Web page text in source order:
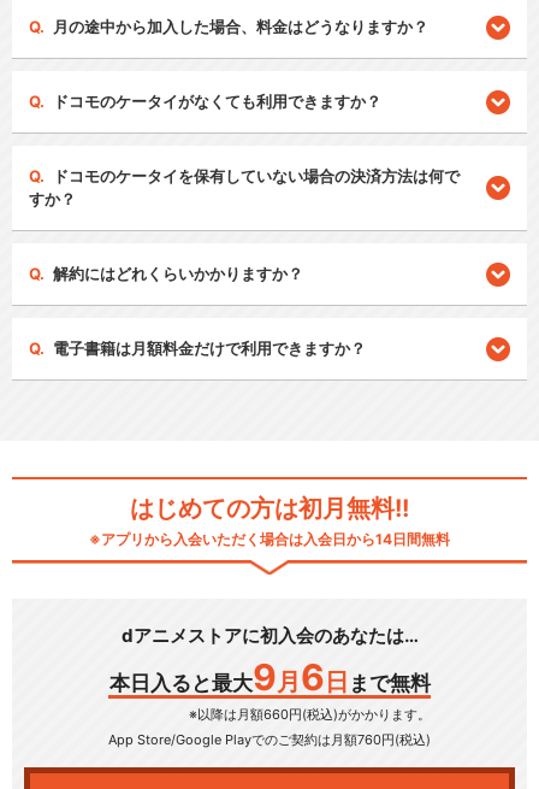
月の途中から加入した場合、料金はどうなりますか？
ドコモのケータイがなくても利用できますか？
ドコモのケータイを保有していない場合の決済方法は何で
すか？
解約にはどれくらいかかりますか？
電子書籍は月額料金だけで利用できますか？
はじめての方は初月無料!!
※アプリから入会いただく場合は入会日から14日間無料
dアニメストアに初入会のあなたは…
本日入ると最大9 月 6 日 まで無料
※以降は月額660円(税込)がかかります。
App Store/Google Playでのご契約は月額760円(税込)